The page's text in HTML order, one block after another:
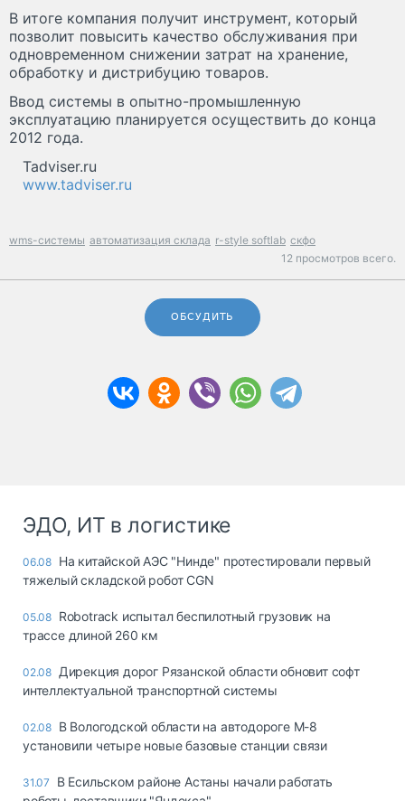
В итоге компания получит инструмент, который
позволит повысить качество обслуживания при
одновременном снижении затрат на хранение,
обработку и дистрибуцию товаров.
Ввод системы в опытно-промышленную
эксплуатацию планируется осуществить до конца
2012 года.
Tadviser.ru
www.tadviser.ru
wms-системы автоматизация склада r-style softlab скфо
12 просмотров всего.
ОБСУДИТЬ
ЭДО, ИТ в логистике
06.08 На китайской АЭС "Нинде" протестировали первый
тяжелый складской робот CGN
05.08 Robotrack испытал беспилотный грузовик на
трассе длиной 260 км
02.08 Дирекция дорог Рязанской области обновит софт
интеллектуальной транспортной системы
02.08 В Вологодской области на автодороге М-8
установили четыре новые базовые станции связи
31.07
В Есильском районе Астаны начали работать